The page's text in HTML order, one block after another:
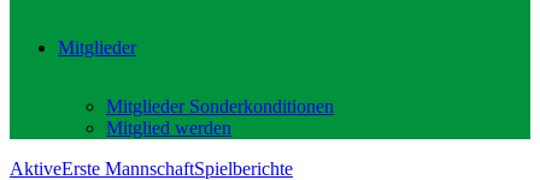
Mitglieder
Mitglieder Sonderkonditionen
Mitglied werden
AktiveErste MannschaftSpielberichte